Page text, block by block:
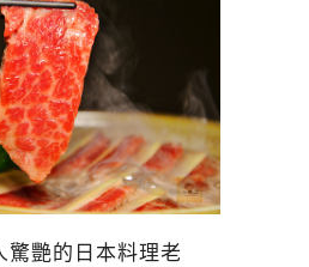
驚艷的日本料理老